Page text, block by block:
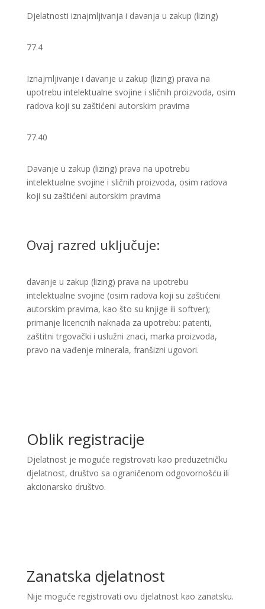
Djelatnosti iznajmljivanja i davanja u zakup (lizing)
77.4
Iznajmljivanje i davanje u zakup (lizing) prava na
upotrebu intelektualne svojine i sličnih proizvoda, osim
radova koji su zaštićeni autorskim pravima
77.40
Davanje u zakup (lizing) prava na upotrebu
intelektualne svojine i sličnih proizvoda, osim radova
koji su zaštićeni autorskim pravima ​
Ovaj razred uključuje:
davanje u zakup (lizing) prava na upotrebu
intelektualne svojine (osim radova koji su zaštićeni
autorskim pravima, kao što su knjige ili softver);
primanje licencnih naknada za upotrebu: patenti,
zaštitni trgovački i uslužni znaci, marka proizvoda,
pravo na vađenje minerala, franšizni ugovori.
Oblik registracije
Djelatnost je moguće registrovati kao preduzetničku
djelatnost, društvo sa ograničenom odgovornošću ili
akcionarsko društvo.
Zanatska djelatnost
Nije moguće registrovati ovu djelatnost kao zanatsku.